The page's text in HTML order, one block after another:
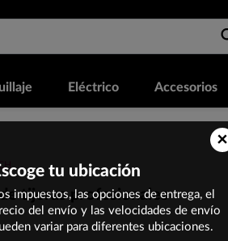
Eléctrico Accesorios
tijeras profesionales
×
tu ubicación
impuestos, las opciones de entrega, el
del envío y las velocidades de envío
variar para diferentes ubicaciones.